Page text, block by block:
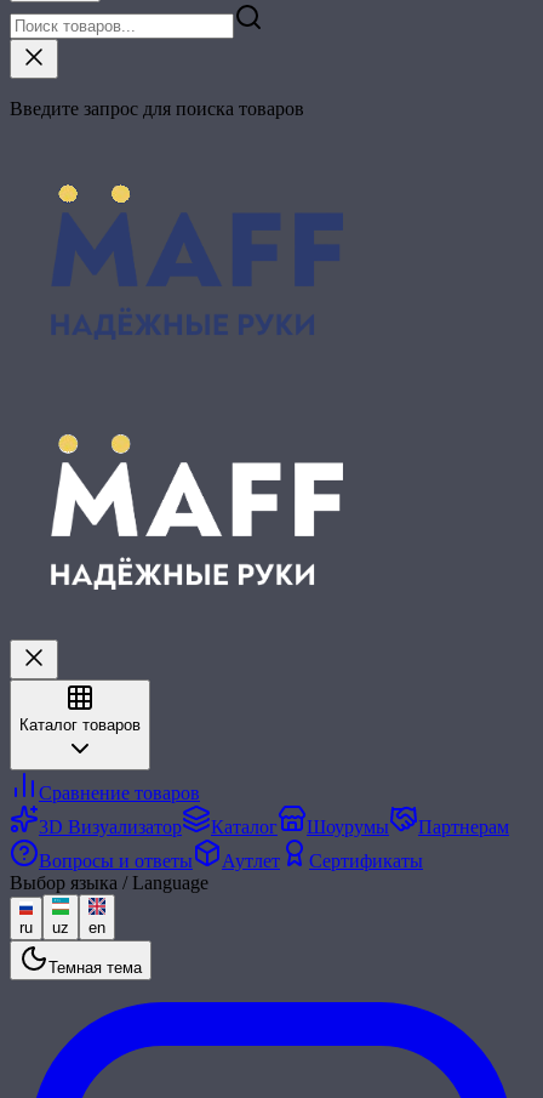
Введите запрос для поиска товаров
Каталог товаров
Сравнение товаров
3D Визуализатор
Каталог Шоурумы
Партнерам
Вопросы и ответы
Аутлет
Сертификаты
Выбор языка / Language
ru uz en
Темная тема